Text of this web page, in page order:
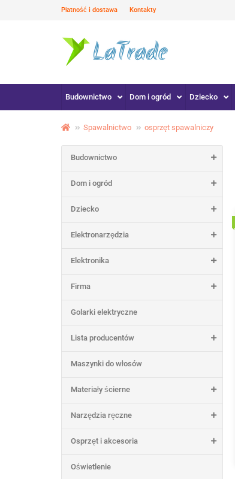
Płatność i dostawa Kontakty
Budownictwo Dom i ogród Dziecko
Spawalnictwo osprzęt spawalniczy
Budownictwo
Dom i ogród
Dziecko
Elektronarzędzia
Elektronika
Firma
Golarki elektryczne
Lista producentów
Maszynki do włosów
Materiały ścierne
Narzędzia ręczne
Osprzęt i akcesoria
Oświetlenie